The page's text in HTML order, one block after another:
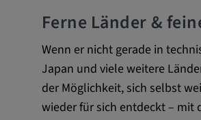
Ferne Länder &
Wenn er nicht gerade in
Japan und viele weitere
der Möglichkeit, sich selbst
wieder für sich entdeckt – mit
und/
Alle externe Medien